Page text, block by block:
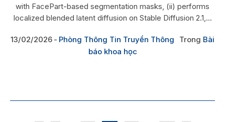
with FacePart-based segmentation masks, (ii) performs
localized blended latent diffusion on Stable Diffusion 2.1,...
13/02/2026 Phòng Thông Tin Truyền Thông Trong Bài
báo khoa học